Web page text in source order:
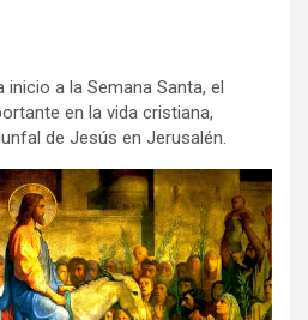
inicio a la Semana Santa, el
en la vida cristiana,
de Jesús en Jerusalén.